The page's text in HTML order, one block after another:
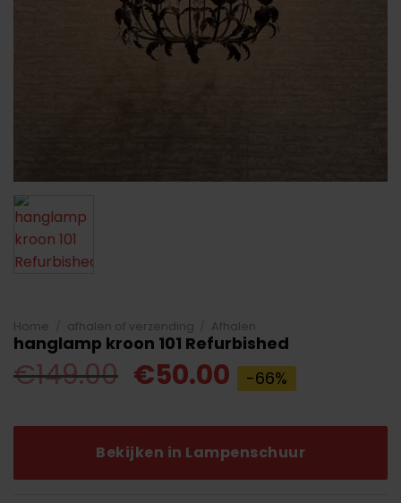
Home afhalen of verzending Afhalen
hanglamp kroon 101 Refurbished
€149.00 Oorspronkelijke
was:
€149.00.
€50.00 Huidige
prijs
is:
€50.00.
-66%
Bekijken in Lampenschuur